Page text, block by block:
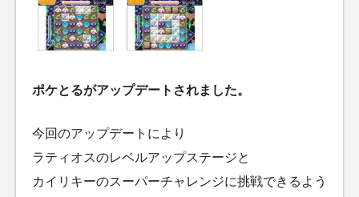
ポケとるがアップデートされました。
今回のアップデートにより
ラティオスのレベルアップステージと
カイリキーのスーパーチャレンジに挑戦できるよう